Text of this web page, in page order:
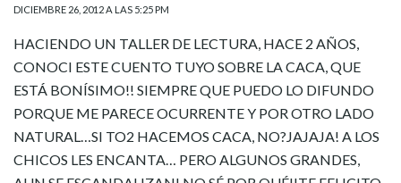
DICIEMBRE 26, 2012 A LAS 5:25 PM
HACIENDO UN TALLER DE LECTURA, HACE 2 AÑOS,
CONOCI ESTE CUENTO TUYO SOBRE LA CACA, QUE
ESTÁ BONÍSIMO!! SIEMPRE QUE PUEDO LO DIFUNDO
PORQUE ME PARECE OCURRENTE Y POR OTRO LADO
NATURAL…SI TO2 HACEMOS CACA, NO?JAJAJA! A LOS
CHICOS LES ENCANTA… PERO ALGUNOS GRANDES,